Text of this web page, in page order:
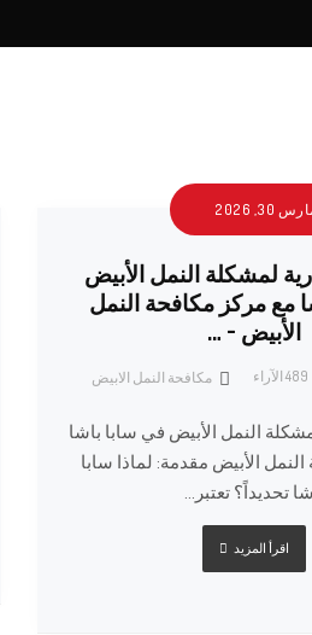
30, 2026
لمشكلة النمل الأبيض
مع مركز مكافحة النمل
الأبيض – …
مكافحة النمل الابيض الآراء
النمل الأبيض في سابا باشا
الأبيض مقدمة: لماذا سابا
تحديداً؟ تعتبر...
اقرأ المزيد